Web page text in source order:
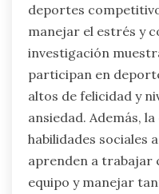
deportes
manejar el estrés y
investigación
participan en
altos de felicidad y
ansiedad. Además,
habilidades sociales
aprenden a trabajar
equipo y manejar